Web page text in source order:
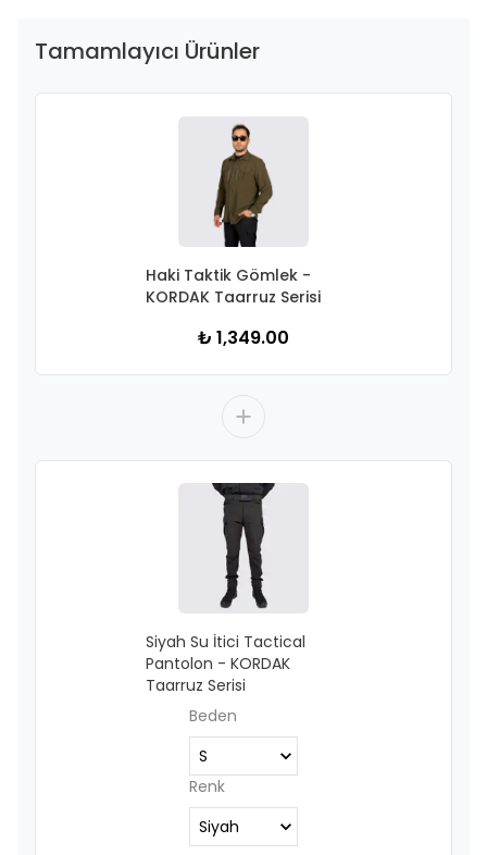
Tamamlayıcı Ürünler
Haki Taktik Gömlek -
KORDAK Taarruz Serisi
₺ 1,349.00
Siyah Su İtici Tactical
Pantolon - KORDAK
Taarruz Serisi
Beden
Renk